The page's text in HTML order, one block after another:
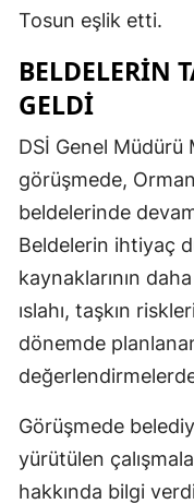
Tosun eşlik etti.
BELDELERİN
GELDİ
DSİ Genel Müdürü
görüşmede,
beldelerinde
Beldelerin ihtiyaç
kaynaklarının
ıslahı, taşkın
dönemde
Görüşmede
yürütülen
hakkında bilgi